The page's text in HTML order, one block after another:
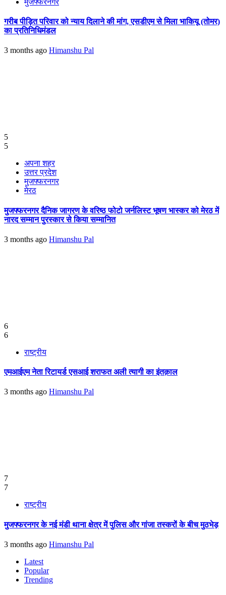
गरीब पीड़ित परिवार को न्याय दिलाने की मांग, एसडीएम से मिला भाकियू (तोमर)
का प्रतिनिधिमंडल
3 months ago Himanshu Pal
5
5
अपना शहर
उत्तर प्रदेश
मुजफ्फरनगर
मेरठ
मुजफ्फरनगर दैनिक जागरण के वरिष्ठ फोटो जर्नलिस्ट भूषण भास्कर को मेरठ में
नारद सम्मान पुरस्कार से किया सम्मानित
3 months ago Himanshu Pal
6
6
राष्ट्रीय
एमआईएम नेता रिटायर्ड एसआई शराफत अली त्यागी का इंतक़ाल
3 months ago Himanshu Pal
7
7
राष्ट्रीय
मुजफ्फरनगर के नई मंडी थाना क्षेत्र में पुलिस और गांजा तस्करों के बीच मुठभेड़
3 months ago Himanshu Pal
Latest
Popular
Trending